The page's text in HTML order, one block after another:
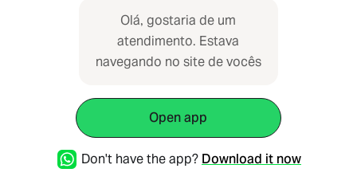
Olá, gostaria de um
atendimento. Estava
navegando no site de vocês
Open app
Don't have the app? Download it now